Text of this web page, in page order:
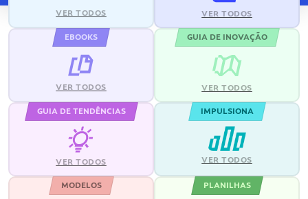
VER TODOS VER TODOS
EBOOKS
VER TODOS
GUIA DE INOVAÇÃO
VER TODOS
GUIA DE TENDÊNCIAS
VER TODOS
IMPULSIONA
VER TODOS
MODELOS PLANILHAS